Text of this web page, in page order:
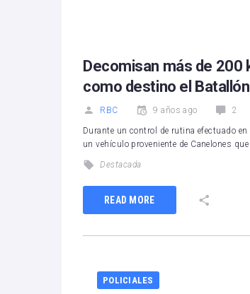
Decomisan más de 200
como destino el
RBC 9 años ago 2
Durante un control de rutina efectuado
un vehículo proveniente de Canelones
Destacada
READ MORE
POLICIALES